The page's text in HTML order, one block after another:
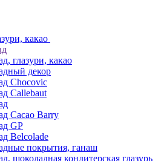
какао
глазури, какао
декор
Chocovic
Callebaut
Cacao Barry
GP
Belcolade
покрытия, ганаш
шоколадная кондитерская глазурь